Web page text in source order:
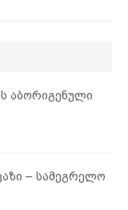
აბორიგენული
– სამეგრელო